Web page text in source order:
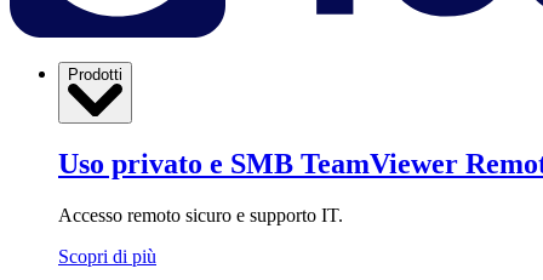
Prodotti
Uso privato e SMB TeamViewer
Accesso remoto sicuro e supporto IT.
Scopri di più